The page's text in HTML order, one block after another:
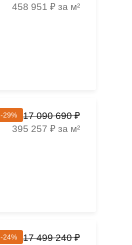
458 951 ₽ за м²
-29%
17 090 690 ₽
395 257 ₽ за м²
-24%
17 499 240 ₽